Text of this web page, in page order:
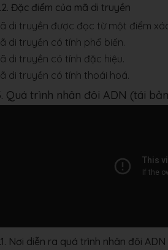
Đặc điểm của mã di truyền
di truyền được đọc từ một điểm
di truyền có tính phổ biến.
di truyền có tính đặc hiệu.
di truyền có tính thoái hoá.
Quá trình nhân đôi ADN (tái
Nơi diễn ra quá trình nhân đôi ADN